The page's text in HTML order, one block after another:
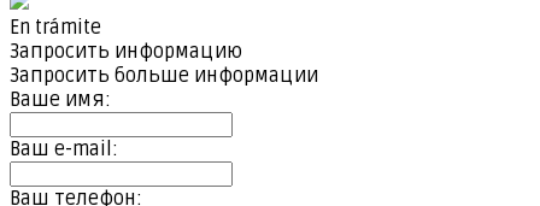
En trámite
Запросить информацию
Запросить больше информации
Ваше имя:
Ваш e-mail:
Ваш телефон: